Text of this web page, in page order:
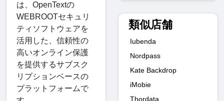
は、OpenTextの
WEBROOTセキュリ
ティソフトウェアを
活用した、信頼性の
高いオンライン保護
を提供するサブスク
リプションベースの
プラットフォームで
類似店舗
Iubenda
Nordpass
Kate Backdrop
iMobie
Thordata